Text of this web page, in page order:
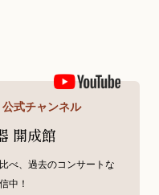
式チャンネル
開成館
べ、過去のコンサートな
中！